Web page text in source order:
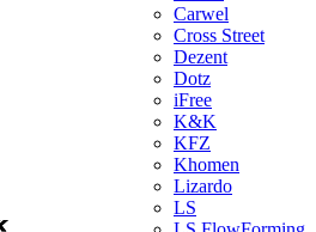
Carwel
Cross Street
Dezent
Dotz
iFree
K&K
KFZ
Khomen
Lizardo
LS